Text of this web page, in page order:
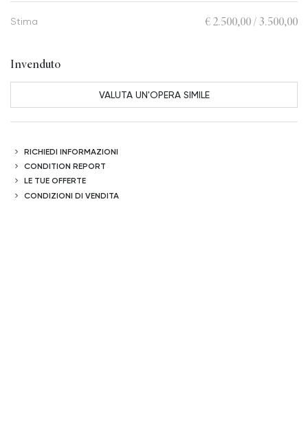
€ 2.500,00 / 3.500,00
Stima
Invenduto
VALUTA UN'OPERA SIMILE
RICHIEDI INFORMAZIONI
CONDITION REPORT
LE TUE OFFERTE
CONDIZIONI DI VENDITA